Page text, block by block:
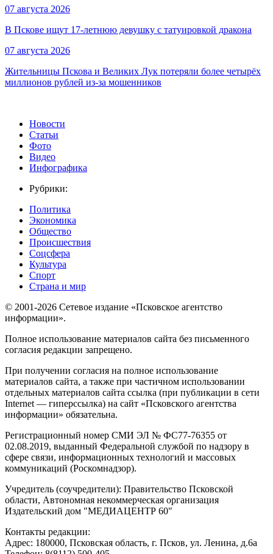
07 августа 2026
В Пскове ищут 17‑летнюю девушку с татуировкой дракона
07 августа 2026
Жительницы Пскова и Великих Лук потеряли более четырёх
миллионов рублей из-за мошенников
Новости
Статьи
Фото
Видео
Инфографика
Рубрики:
Политика
Экономика
Общество
Происшествия
Соцсфера
Культура
Спорт
Страна и мир
© 2001-2026 Сетевое издание «Псковское агентство
информации».
Полное использование материалов сайта без письменного
согласия редакции запрещено.
При получении согласия на полное использование
материалов сайта, а также при частичном использовании
отдельных материалов сайта ссылка (при публикации в сети
Internet — гиперссылка) на сайт «Псковского агентства
информации» обязательна.
Регистрационный номер СМИ ЭЛ № ФС77-76355 от
02.08.2019, выданный Федеральной службой по надзору в
сфере связи, информационных технологий и массовых
коммуникаций (Роскомнадзор).
Учредитель (соучредители): Правительство Псковской
области, Автономная некоммерческая организация
Издательский дом "МЕДИАЦЕНТР 60"
Контакты редакции:
Адреc: 180000, Псковская область, г. Псков, ул. Ленина, д.6а